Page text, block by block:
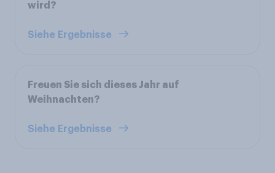
wird?
Siehe Ergebnisse
Freuen Sie sich dieses Jahr auf
Weihnachten?
Siehe Ergebnisse